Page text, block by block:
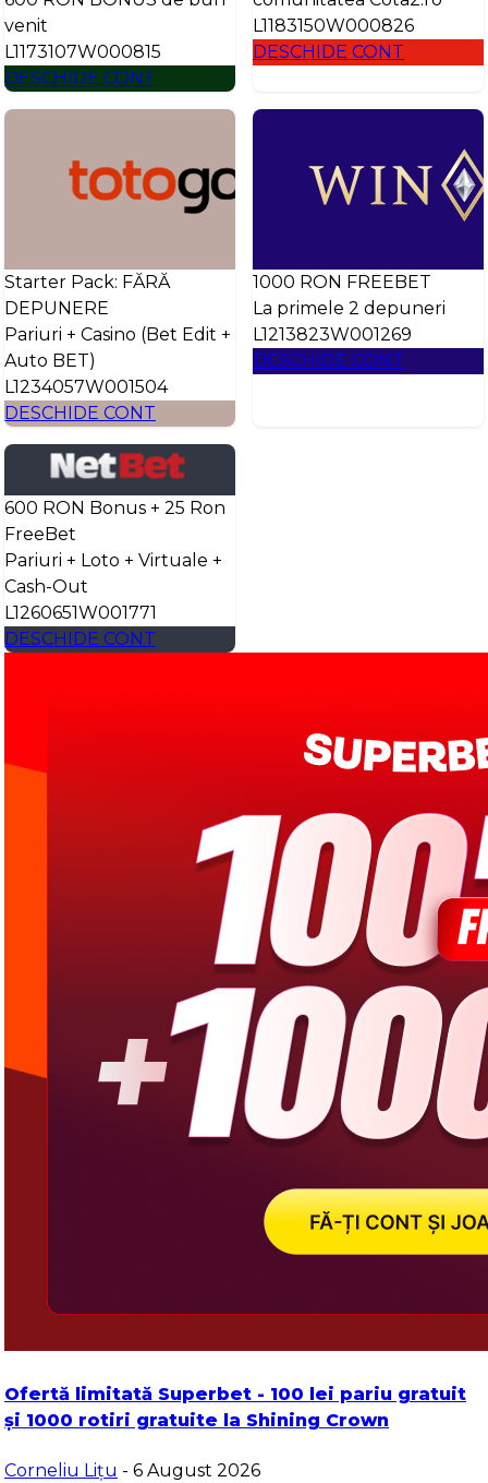
venit
L1173107W000815
DESCHIDE CONT
L1183150W000826
DESCHIDE CONT
Starter Pack: FĂRĂ
DEPUNERE
Pariuri + Casino (Bet Edit +
Auto BET)
L1234057W001504
DESCHIDE CONT
1000 RON FREEBET
La primele 2 depuneri
L1213823W001269
DESCHIDE CONT
600 RON Bonus + 25 Ron
FreeBet
Pariuri + Loto + Virtuale +
Cash-Out
L1260651W001771
DESCHIDE CONT
Ofertă limitată Superbet - 100 lei pariu gratuit
și 1000 rotiri gratuite la Shining Crown
Corneliu Lițu - 6 August 2026